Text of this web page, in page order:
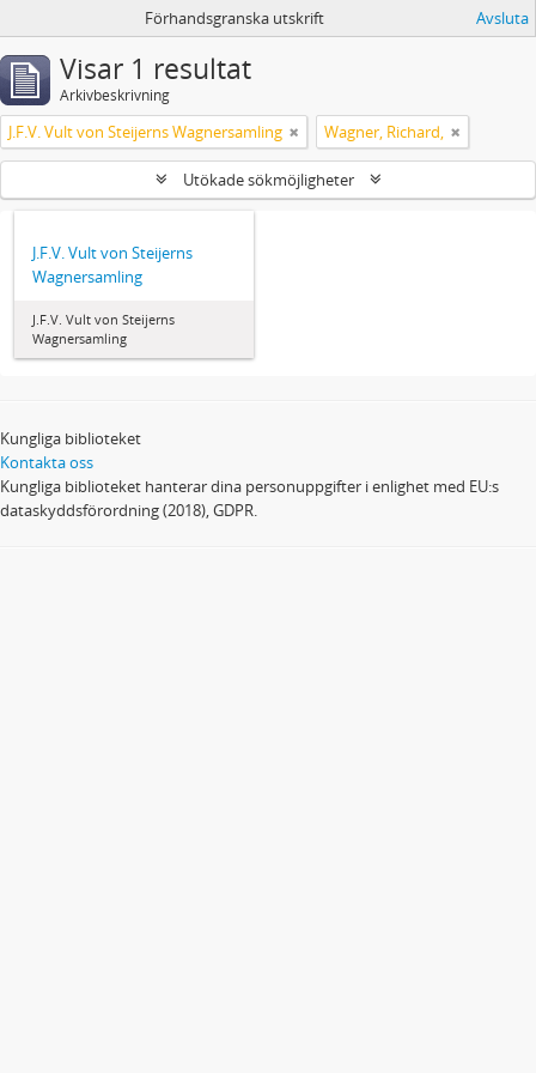
Förhandsgranska utskrift Avsluta
Visar 1 resultat
Arkivbeskrivning
J.F.V. Vult von Steijerns Wagnersamling Wagner, Richard,
Utökade sökmöjligheter
J.F.V. Vult von Steijerns
Wagnersamling
J.F.V. Vult von Steijerns
Wagnersamling
Kungliga biblioteket
Kontakta oss
Kungliga biblioteket hanterar dina personuppgifter i enlighet med EU:s
dataskyddsförordning (2018), GDPR.